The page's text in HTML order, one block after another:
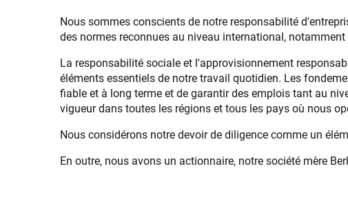
Nous sommes conscients de notre responsabilité
des normes reconnues au niveau international,
La responsabilité sociale et l'approvisionnement
éléments essentiels de notre travail quotidien. Les
fiable et à long terme et de garantir des emplois tant au
vigueur dans toutes les régions et tous les pays où nous
Nous considérons notre devoir de diligence comme un
En outre, nous avons un actionnaire, notre société mère